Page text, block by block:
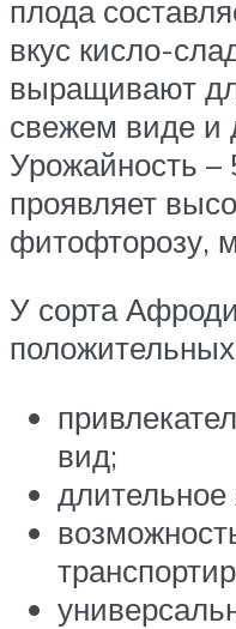
плода
вкус кисло-
выращивают
свежем виде и
Урожайность –
проявляет
фитофторозу,
У сорта
положительных
вид;
длительное